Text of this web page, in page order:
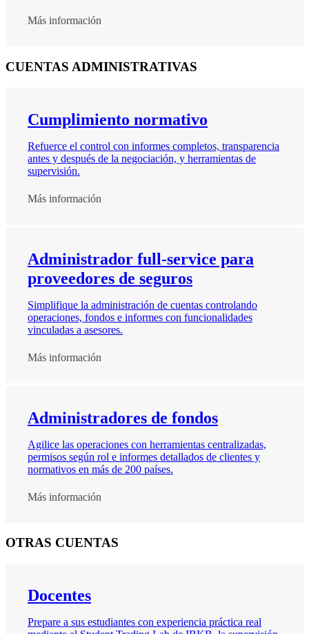
Más información
CUENTAS ADMINISTRATIVAS
Cumplimiento normativo
Refuerce el control con informes completos, transparencia
antes y después de la negociación, y herramientas de
supervisión.
Más información
Administrador full-service para
proveedores de seguros
Simplifique la administración de cuentas controlando
operaciones, fondos e informes con funcionalidades
vinculadas a asesores.
Más información
Administradores de fondos
Agilice las operaciones con herramientas centralizadas,
permisos según rol e informes detallados de clientes y
normativos en más de 200 países.
Más información
OTRAS CUENTAS
Docentes
Prepare a sus estudiantes con experiencia práctica real